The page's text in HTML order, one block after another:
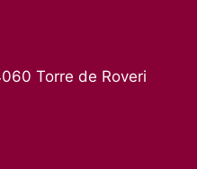
Torre de Roveri